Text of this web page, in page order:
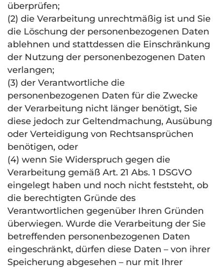
überprüfen;
(2) die Verarbeitung unrechtmäßig ist und Sie
die Löschung der personenbezogenen Daten
ablehnen und stattdessen die Einschränkung
der Nutzung der personenbezogenen Daten
verlangen;
(3) der Verantwortliche die
personenbezogenen Daten für die Zwecke
der Verarbeitung nicht länger benötigt, Sie
diese jedoch zur Geltendmachung, Ausübung
oder Verteidigung von Rechtsansprüchen
benötigen, oder
(4) wenn Sie Widerspruch gegen die
Verarbeitung gemäß Art. 21 Abs. 1 DSGVO
eingelegt haben und noch nicht feststeht, ob
die berechtigten Gründe des
Verantwortlichen gegenüber Ihren Gründen
überwiegen. Wurde die Verarbeitung der Sie
betreffenden personenbezogenen Daten
eingeschränkt, dürfen diese Daten – von ihrer
Speicherung abgesehen – nur mit Ihrer